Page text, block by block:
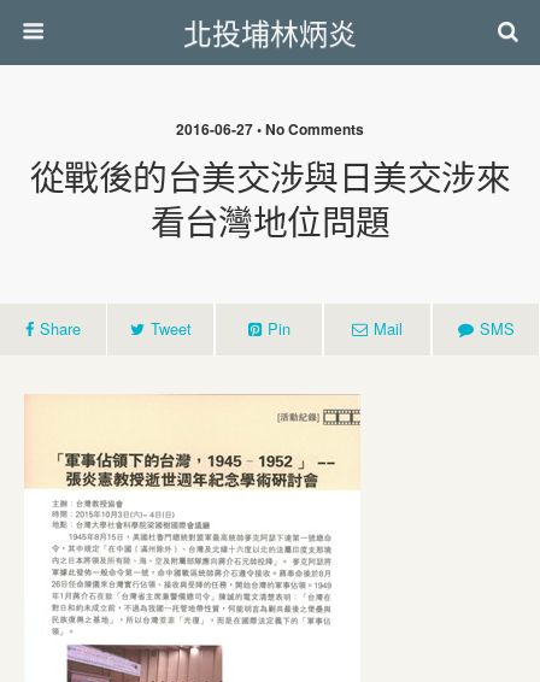
北投埔林炳炎
2016-06-27 • No Comments
從戰後的台美交涉與日美交涉來
看台灣地位問題
Share Tweet Pin Mail SMS